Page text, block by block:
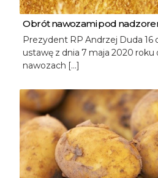
Obrót nawozami pod
Prezydent RP Andrzej Duda 16
ustawę z dnia 7 maja 2020
nawozach […]